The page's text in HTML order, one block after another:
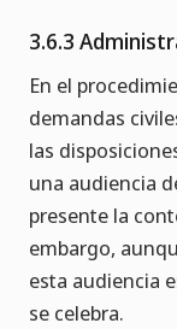
3.6.3
En el
demandas
las
una audiencia
presente la
embargo,
esta audiencia
se celebra.